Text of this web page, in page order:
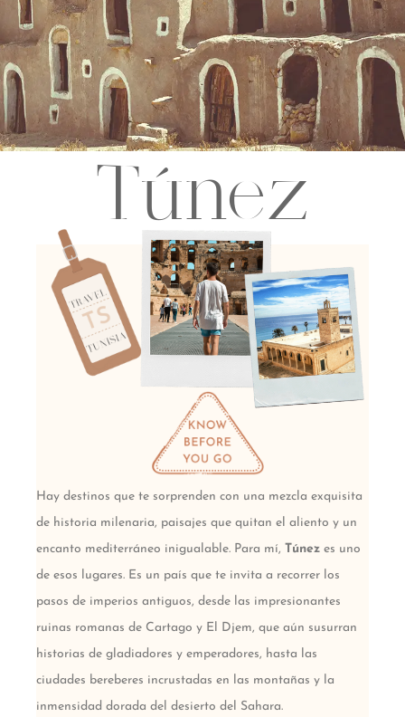
Túnez
Hay destinos que te sorprenden con una mezcla exquisita
de historia milenaria, paisajes que quitan el aliento y un
encanto mediterráneo inigualable. Para mí,Túnez es uno
de esos lugares. Es un país que te invita a recorrer los
pasos de imperios antiguos, desde las impresionantes
ruinas romanas de Cartago y El Djem, que aún susurran
historias de gladiadores y emperadores, hasta las
ciudades bereberes incrustadas en las montañas y la
inmensidad dorada del desierto del Sahara.